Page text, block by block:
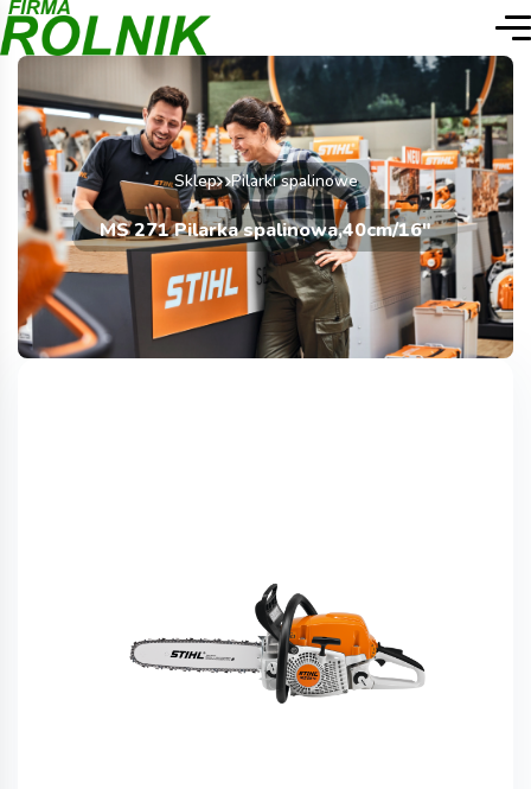
Sklep Pilarki spalinowe
MS 271 Pilarka spalinowa,40cm/16″